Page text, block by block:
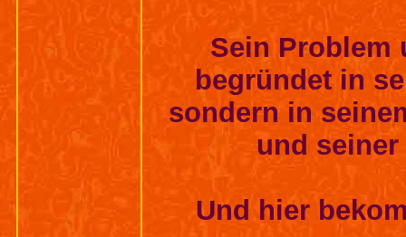
Sein Problem
begründet in
sondern in
und
Und hier